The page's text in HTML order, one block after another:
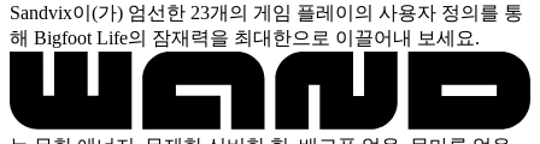
Sandvix이(가) 엄선한 23개의 게임 플레이의 사용자 정의를 통
해 Bigfoot Life의 잠재력을 최대한으로 이끌어내 보세요.